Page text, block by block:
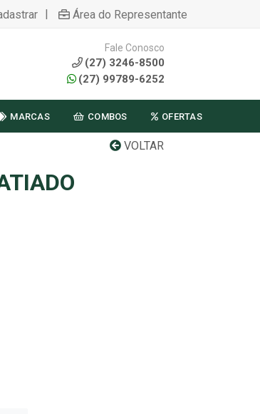
| Área do Representante
Fale Conosco
(27) 3246-8500
(27) 99789-6252
MARCAS COMBOS OFERTAS
VOLTAR